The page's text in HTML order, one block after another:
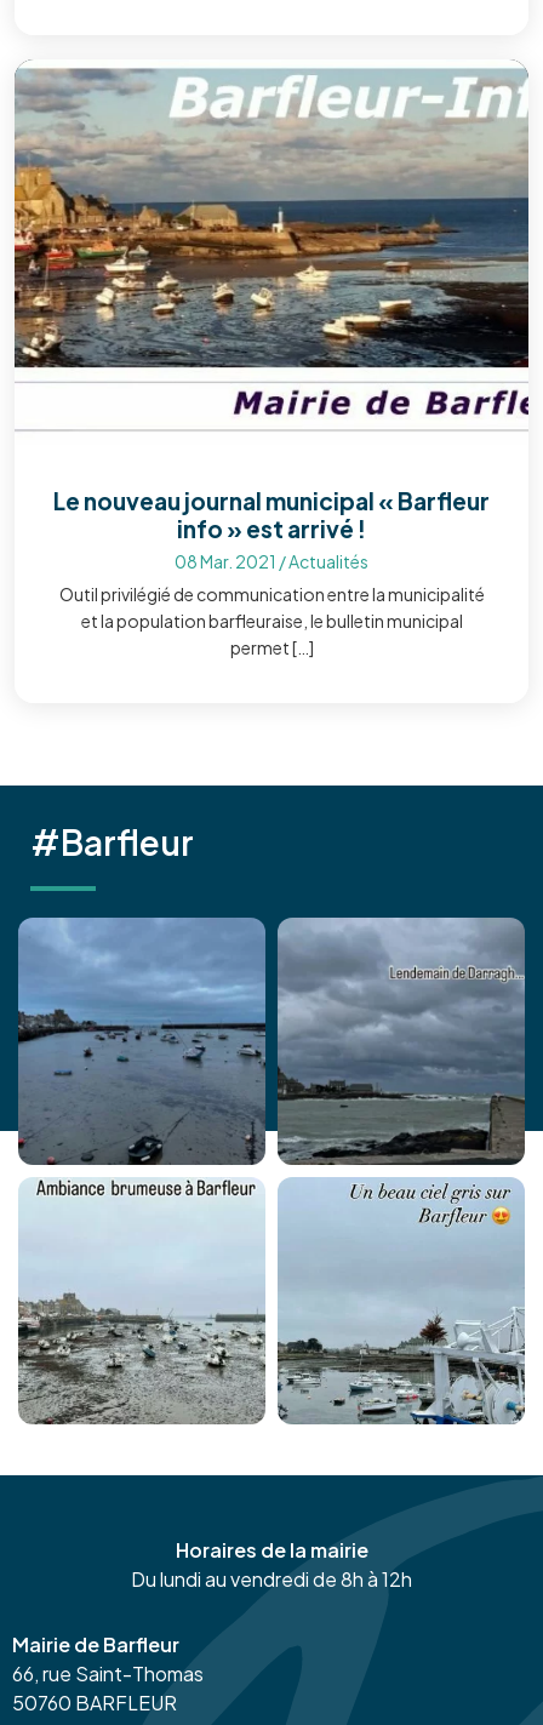
Le nouveau journal municipal « Barfleur
info » est arrivé !
08 Mar. 2021 /Actualités
Outil privilégié de communication entre la municipalité
et la population barfleuraise, le bulletin municipal
permet […]
#Barfleur
Horaires de la mairie
Du lundi au vendredi de 8h à 12h
Mairie de Barfleur
66, rue Saint-Thomas
50760 BARFLEUR